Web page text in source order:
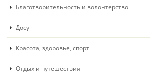
Благотворительность и волонтерство
Досуг
Красота, здоровье, спорт
Отдых и путешествия